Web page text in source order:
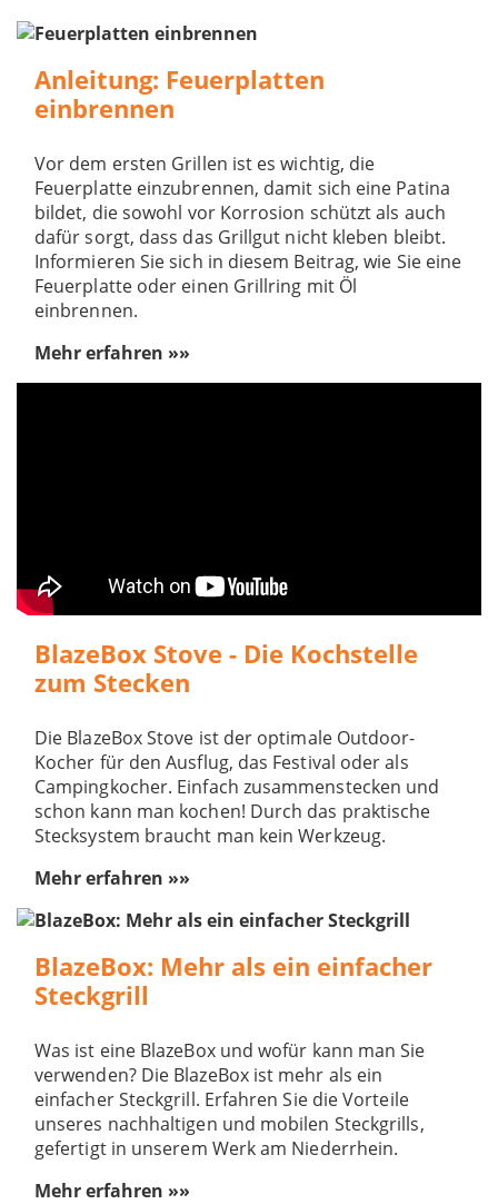
Anleitung: Feuerplatten
einbrennen
Vor dem ersten Grillen ist es wichtig, die
Feuerplatte einzubrennen, damit sich eine Patina
bildet, die sowohl vor Korrosion schützt als auch
dafür sorgt, dass das Grillgut nicht kleben bleibt.
Informieren Sie sich in diesem Beitrag, wie Sie eine
Feuerplatte oder einen Grillring mit Öl
einbrennen.
Mehr erfahren »»
BlazeBox Stove - Die Kochstelle
zum Stecken
Die BlazeBox Stove ist der optimale Outdoor-
Kocher für den Ausflug, das Festival oder als
Campingkocher. Einfach zusammenstecken und
schon kann man kochen! Durch das praktische
Stecksystem braucht man kein Werkzeug.
Mehr erfahren »»
BlazeBox: Mehr als ein einfacher
Steckgrill
Was ist eine BlazeBox und wofür kann man Sie
verwenden? Die BlazeBox ist mehr als ein
einfacher Steckgrill. Erfahren Sie die Vorteile
unseres nachhaltigen und mobilen Steckgrills,
gefertigt in unserem Werk am Niederrhein.
Mehr erfahren »»